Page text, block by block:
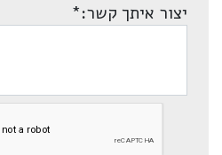
יצור איתך קשר:*